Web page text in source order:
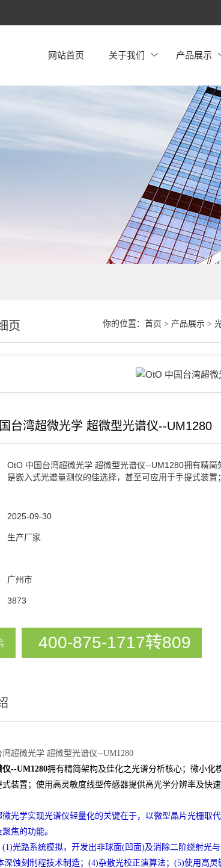
网站首页 关于我们 产品展示
你的位置： 首页 > 产品展示>
页
台湾超微光学 超微型光谱仪--UM1280
OtO 中国台湾超微光学 超微型光谱仪--UM1280拥有精简
是嵌入式光谱量测仪的佳选择，甚至可应用于手提式装
2025-09-30
生产厂家
广州市
3873
400-875-1717转809
湾超微光学 超微型光谱仪--UM1280
--UM1280拥有精简架构及佳化之光谱分析核心；微小化
式装置；使用高灵敏度线型传感器提供高光学分辨率及快速
微光学实现光谱仪轻量化的关键在于，以微型晶片光栅取
焦的功能。
光路系统模拟，开发出非球面(凹面)及消除二阶绕射光
深蚀刻制程技术制造；(4)杂散光校正演算法；(5)使用高